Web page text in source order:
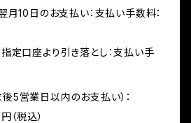
月10日のお支払い：支払い手数料：
定口座より引き落とし：支払い手
5営業日以内のお支払い）：
（税込）